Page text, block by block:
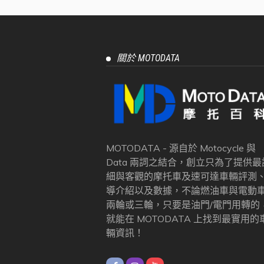
關於 MOTODATA
MOTODATA - 源自於 Motocycle 與
Data 兩詞之結合，創立只為了提供最
細與客觀的摩托車及速可達車輛評測
導介紹以及數據，不論燃油車與電動
兩輪或三輪，只要是油門/電門用轉的
就能在 MOTODATA 上找到最實用的
輛資訊！